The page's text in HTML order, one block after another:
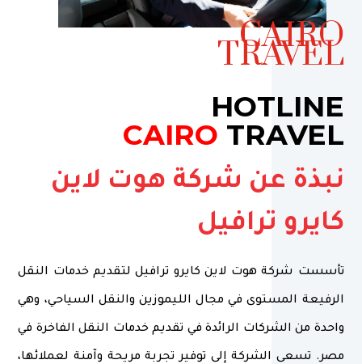
CAIRO
TRAVEL
HOTLINE
CAIRO TRAVEL
نبذة عن شركة هوت لاين
كايرو ترافيل
تأسست شركة هوت لاين كايرو ترافيل لتقديم خدمات النقل
الرفيعة المستوى في مجال الليموزين والنقل السياحي، وهي
واحدة من الشركات الرائدة في تقديم خدمات النقل الفاخرة في
مصر. تسعى الشركة إلى توفير تجربة مريحة وآمنة لعملائها،